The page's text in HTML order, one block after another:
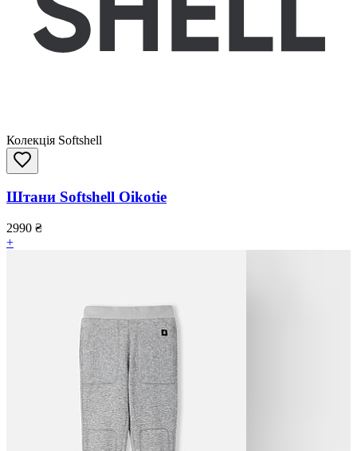
Колекція Softshell
Штани Softshell Oikotie
2990 ₴
+